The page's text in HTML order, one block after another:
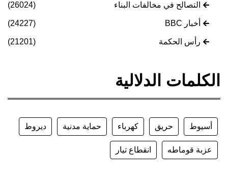
التصالح في مخالفات البناء (26024)
أخبار BBC (24227)
رأس الحكمة (21201)
الكلمات الدلالية
أسيوط حريق كهرباء حماية مدنية ديروط
عزبة قوماطه انقطاع تيار